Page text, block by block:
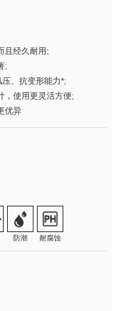
且经久耐用;
;
、抗变形能力*;
，使用更灵活方便;
优异
防潮 耐腐蚀